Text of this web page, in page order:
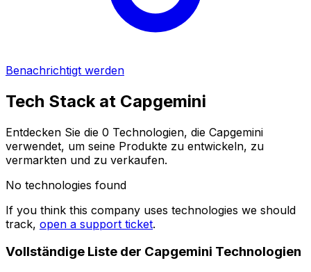
Benachrichtigt werden
Tech Stack at Capgemini
Entdecken Sie die 0 Technologien, die Capgemini
verwendet, um seine Produkte zu entwickeln, zu
vermarkten und zu verkaufen.
No technologies found
If you think this company uses technologies we should
track, open a support ticket.
Vollständige Liste der Capgemini Technologien